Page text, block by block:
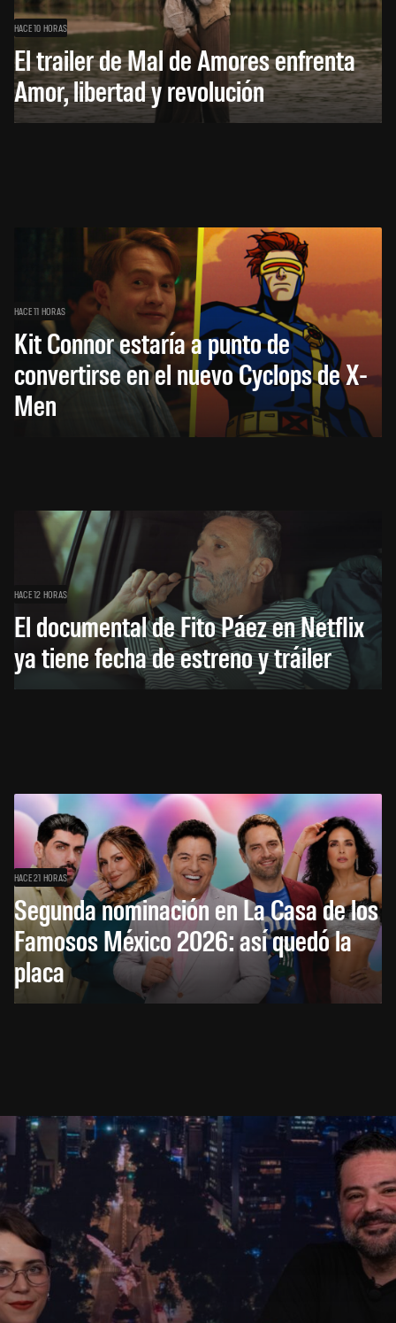
HACE 10 HORAS
El trailer de Mal de Amores enfrenta
Amor, libertad y revolución
HACE 11 HORAS
Kit Connor estaría a punto de
convertirse en el nuevo Cyclops de X-
Men
HACE 12 HORAS
El documental de Fito Páez en Netflix
ya tiene fecha de estreno y tráiler
HACE 21 HORAS
Segunda nominación en La Casa de los
Famosos México 2026: así quedó la
placa